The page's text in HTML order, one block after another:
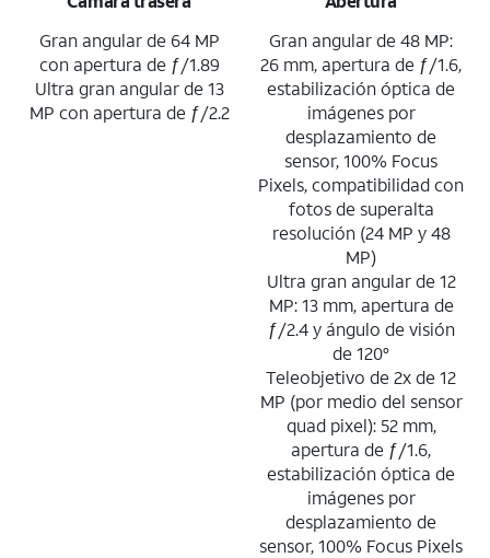
Gran angular de 64 MP
con apertura de ƒ/1.89
Ultra gran angular de 13
MP con apertura de ƒ/2.2
Gran angular de 48 MP:
26 mm, apertura de ƒ/1.6,
estabilización óptica de
imágenes por
desplazamiento de
sensor, 100% Focus
Pixels, compatibilidad con
fotos de superalta
resolución (24 MP y 48
MP)
Ultra gran angular de 12
MP: 13 mm, apertura de
ƒ/2.4 y ángulo de visión
de 120°
Teleobjetivo de 2x de 12
MP (por medio del sensor
quad pixel): 52 mm,
apertura de ƒ/1.6,
estabilización óptica de
imágenes por
desplazamiento de
sensor, 100% Focus Pixels